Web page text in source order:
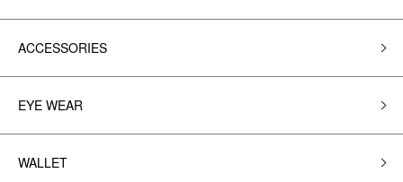
ACCESSORIES
EYE WEAR
WALLET